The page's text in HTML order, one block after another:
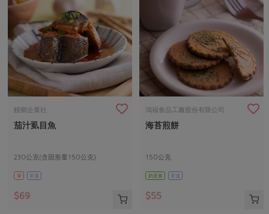
鰻鄉企業社
茄汁虱目魚
230公克(含固形量150公克)
葷 常溫
$69
鴻福食品工廠股份有限公司
海苔煎餅
150公克
奶蛋素 常溫
$55